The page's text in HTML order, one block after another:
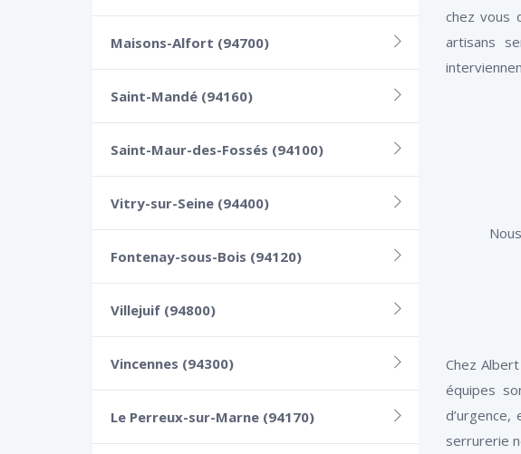
chez vous
artisans
Chez
équipes
serrurerie
Maisons-Alfort (94700)
Saint-Mandé (94160)
Saint-Maur-des-Fossés (94100)
Vitry-sur-Seine (94400)
Fontenay-sous-Bois (94120)
Villejuif (94800)
Vincennes (94300)
Le Perreux-sur-Marne (94170)